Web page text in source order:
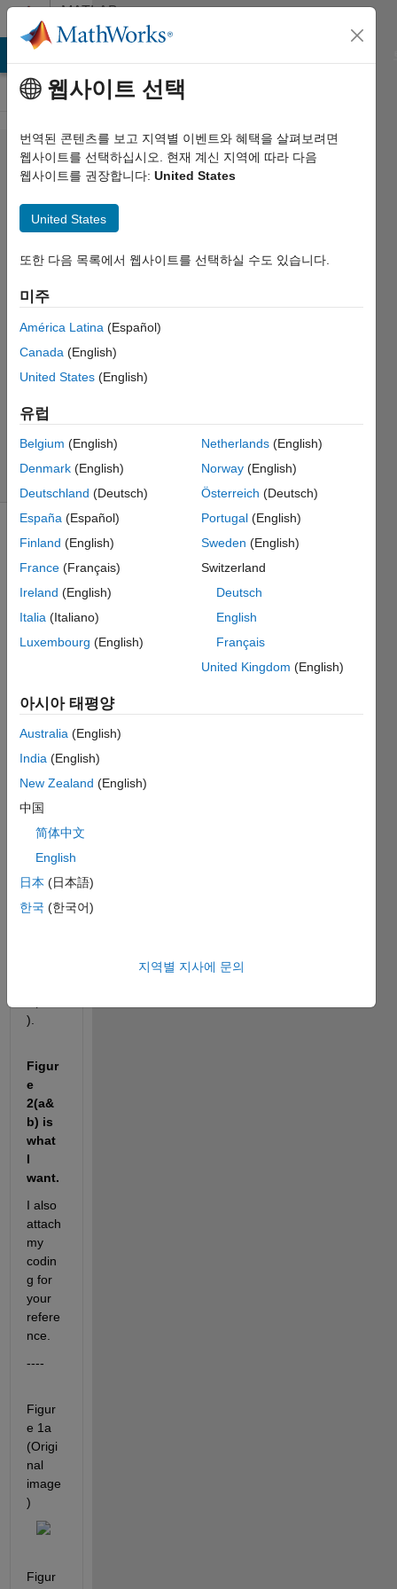
콘텐츠로 바로 가기
MATLAB
Answers
How to
get the
barcode
region
to red
color??
2012 1월
26
답변
채택됨
24 (30일)
이전 댓글
can I
code
the
red
regio
works
on
vertic
barco
de
).
Figur
e
2(a&
b) is
what
I
want.
I also
attach
my
codin
g for
your
refere
nce.
----
Figur
e 1a
(Origi
nal
image
)
Figur
웹사이트 선택
번역된 콘텐츠를 보고 지역별 이벤트와 혜택을 살펴보려면
웹사이트를 선택하십시오. 현재 계신 지역에 따라 다음
웹사이트를 권장합니다: United States
United States
또한 다음 목록에서 웹사이트를 선택하실 수도 있습니다.
미주
América Latina (Español)
Canada (English)
United States (English)
유럽
Belgium (English)
Denmark (English)
Deutschland (Deutsch)
España (Español)
Finland (English)
France (Français)
Ireland (English)
Italia (Italiano)
Luxembourg (English)
Netherlands(English)
Norway(English)
Österreich (Deutsch)
Portugal(English)
Sweden (English)
Switzerland
Deutsch
English
Français
United Kingdom (English)
아시아 태평양
Australia (English)
India (English)
New Zealand (English)
中国
简体中文
English
日本 (日本語)
한국 (한국어)
지역별 지사에 문의